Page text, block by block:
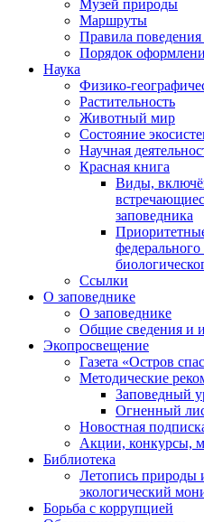
Музей природы
Маршруты
Правила поведения
Порядок
Наука
Физико-
Растительность
Животный мир
Состояние
Научная
Красная книга
Виды,
заповедника
Ссылки
О заповеднике
О заповеднике
Общие сведения и
Экопросвещение
Газета «Остров
Методические
Заповедный
Огненный
Новостная
Акции, конкурсы,
Библиотека
Летопись природы
экологический
Борьба с коррупцией